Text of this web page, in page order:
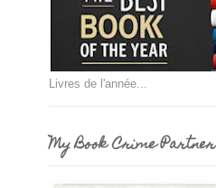
Livres de l'année...
My Book Crime Partner